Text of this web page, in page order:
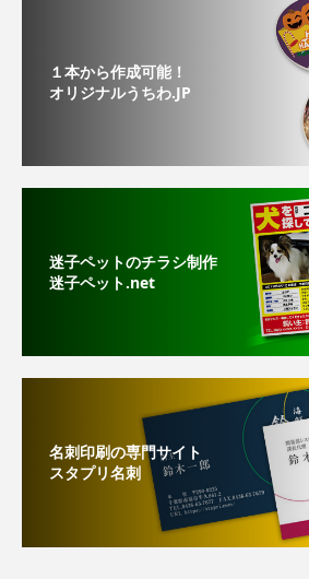
１本から作成可能！
オリジナルうちわ.JP
迷子ペットのチラシ制作
迷子ペット.net
名刺印刷の専門サイト
スタプリ名刺